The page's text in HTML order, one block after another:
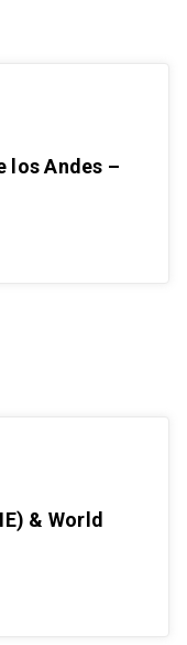
los Andes –
& World